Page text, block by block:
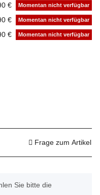
€ Momentan nicht verfügbar
€ Momentan nicht verfügbar
€ Momentan nicht verfügbar
Frage zum Artikel
Sie bitte die